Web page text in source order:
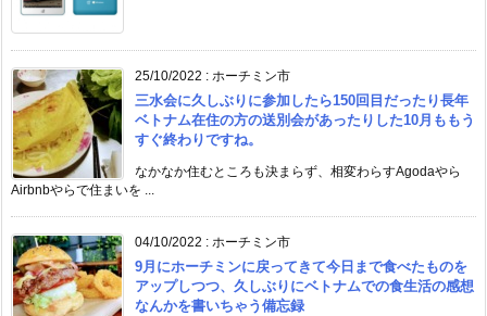
25/10/2022 : ホーチミン市
三水会に久しぶりに参加したら150回目だったり長年
ベトナム在住の方の送別会があったりした10月ももう
すぐ終わりですね。
なかなか住むところも決まらず、相変わらすAgodaやら
Airbnbやらで住まいを ...
04/10/2022 : ホーチミン市
9月にホーチミンに戻ってきて今日まで食べたものを
アップしつつ、久しぶりにベトナムでの食生活の感想
なんかを書いちゃう備忘録